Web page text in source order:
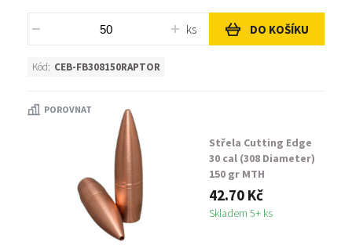
ks DO KOŠÍKU
Kód: CEB-FB308150RAPTOR
POROVNAT
Střela Cutting Edge
30 cal (308 Diameter)
150 gr MTH
42.70 Kč
Skladem 5+ ks